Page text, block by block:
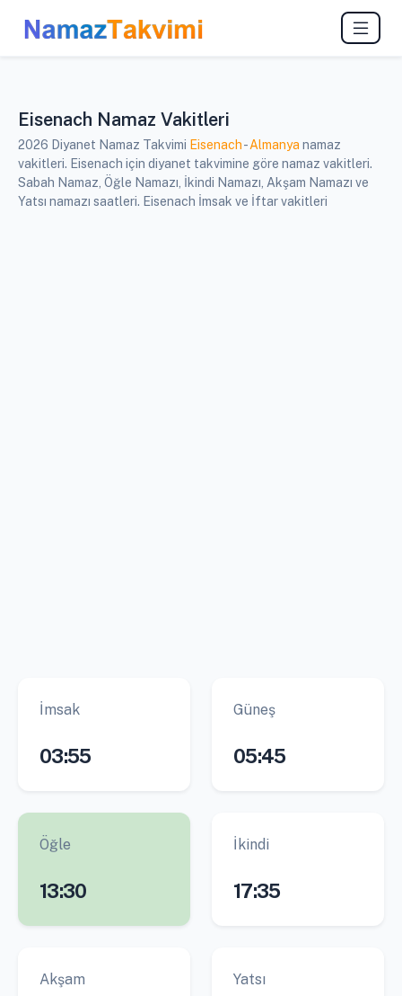
Eisenach Namaz Vakitleri
2026 Diyanet Namaz Takvimi Eisenach-Almanya namaz
vakitleri. Eisenach için diyanet takvimine göre namaz vakitleri.
Sabah Namaz, Öğle Namazı, İkindi Namazı, Akşam Namazı ve
Yatsı namazı saatleri. Eisenach İmsak ve İftar vakitleri
İmsak
03:55
Güneş
05:45
Öğle
13:30
İkindi
17:35
Akşam Yatsı